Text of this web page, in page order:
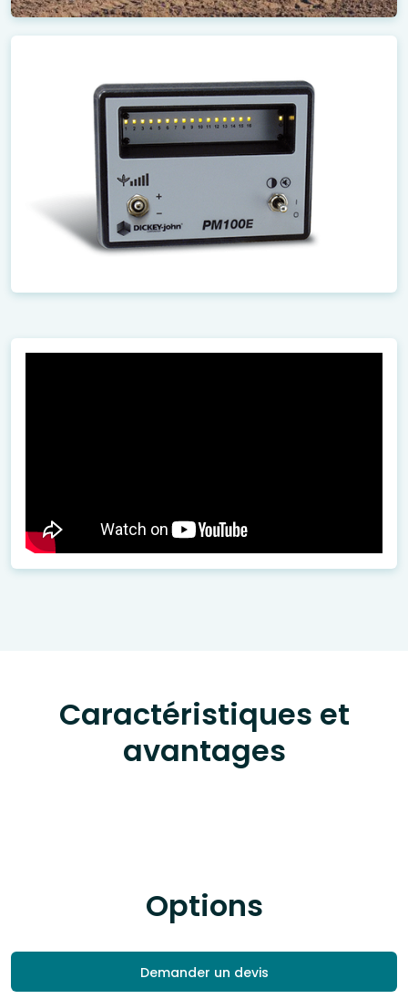
Caractéristiques et
avantages
Options
Demander un devis